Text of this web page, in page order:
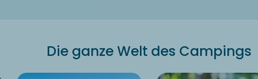
Die ganze Welt des Campings